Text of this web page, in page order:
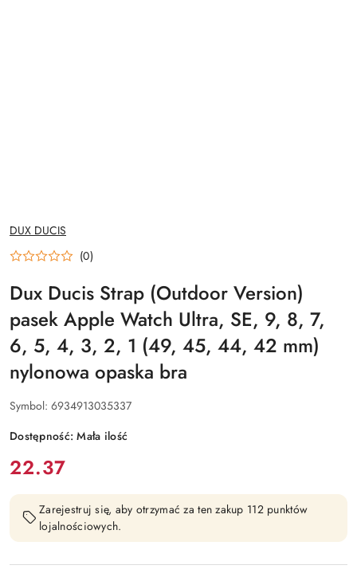
NAZWA
PRODUCENTA:
DUX DUCIS
(0)
Dux Ducis Strap (Outdoor Version)
pasek Apple Watch Ultra, SE, 9, 8, 7,
6, 5, 4, 3, 2, 1 (49, 45, 44, 42 mm)
nylonowa opaska bra
Symbol: 6934913035337
Dostępność:Mała ilość
cena:
22.37
Zarejestruj się, aby otrzymać za ten zakup 112 punktów
lojalnościowych.